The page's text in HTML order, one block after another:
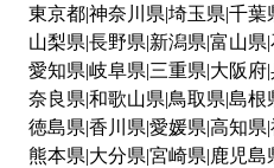
東京都神奈川県 埼玉県 千葉
山梨県 長野県 新潟県 富山県
愛知県 岐阜県 三重県 大阪府
奈良県 和歌山県 鳥取県 島根
徳島県 香川県 愛媛県 高知県
熊本県 大分県 宮崎県 鹿児島